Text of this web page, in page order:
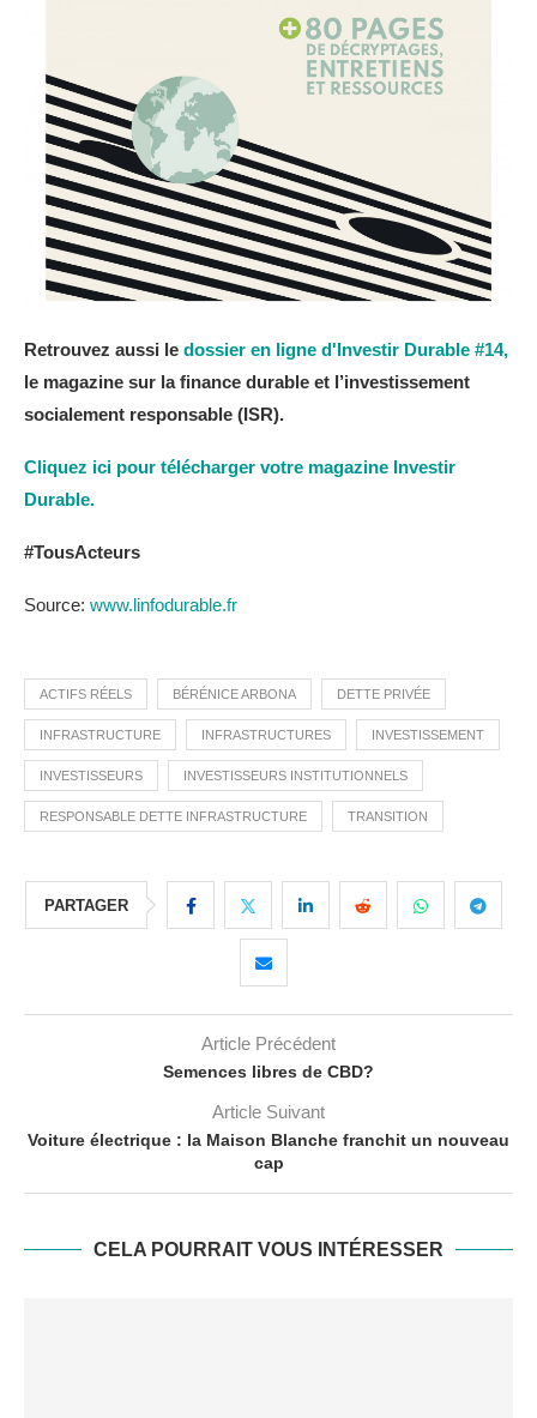
Retrouvez aussi le dossier en ligne d'Investir Durable #14,
le magazine sur la finance durable et l’investissement
socialement responsable (ISR).
Cliquez ici pour télécharger votre magazine Investir
Durable.
#TousActeurs
Source: www.linfodurable.fr
ACTIFS RÉELS BÉRÉNICE ARBONA DETTE PRIVÉE
INFRASTRUCTURE INFRASTRUCTURES INVESTISSEMENT
INVESTISSEURS INVESTISSEURS INSTITUTIONNELS
RESPONSABLE DETTE INFRASTRUCTURE TRANSITION
PARTAGER
Article Précédent
Semences libres de CBD?
Article Suivant
Voiture électrique : la Maison Blanche franchit un nouveau
cap
CELA POURRAIT VOUS INTÉRESSER